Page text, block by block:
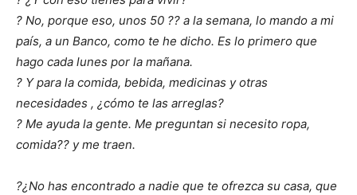
? No, porque eso, unos 50 ?? a la semana, lo mando a mi
país, a un Banco, como te he dicho. Es lo primero que
hago cada lunes por la mañana.
? Y para la comida, bebida, medicinas y otras
necesidades , ¿cómo te las arreglas?
? Me ayuda la gente. Me preguntan si necesito ropa,
comida?? y me traen.
?¿No has encontrado a nadie que te ofrezca su casa, que